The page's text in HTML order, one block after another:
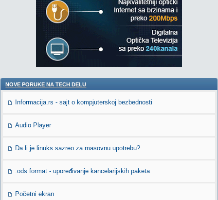
NOVE PORUKE NA TECH DELU
Informacija.rs - sajt o kompjuterskoj bezbednosti
Audio Player
Da li je linuks sazreo za masovnu upotrebu?
.ods format - upoređivanje kancelarijskih paketa
Početni ekran